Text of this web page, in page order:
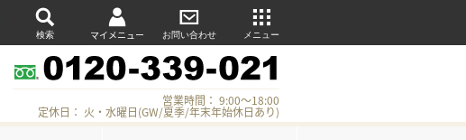
検索 マイメニュー お問い合わせ メニュー
営業時間： 9:00～18:00
定休日： 火・水曜日(GW/夏季/年末年始休日あり)